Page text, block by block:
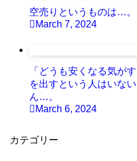
空売りというものは…。
March 7, 2024
「どうも安くなる気が
を出すという人はいな
ん…。
March 6, 2024
カテゴリー